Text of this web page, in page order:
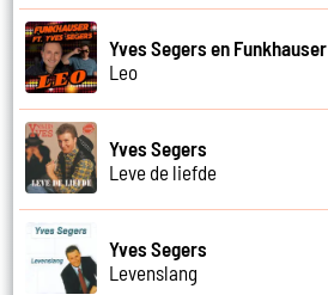
Yves Segers en Funkhauser
Leo
Yves Segers
Leve de liefde
Yves Segers
Levenslang